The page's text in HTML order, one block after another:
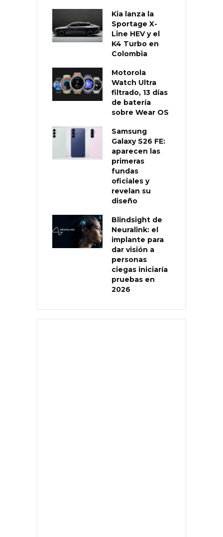
Kia lanza la
Sportage X-
Line HEV y el
K4 Turbo en
Colombia
Motorola
Watch Ultra
filtrado, 13 días
de batería
sobre Wear OS
Samsung
Galaxy S26 FE:
aparecen las
primeras
fundas
oficiales y
revelan su
diseño
Blindsight de
Neuralink: el
implante para
dar visión a
personas
ciegas iniciaría
pruebas en
2026